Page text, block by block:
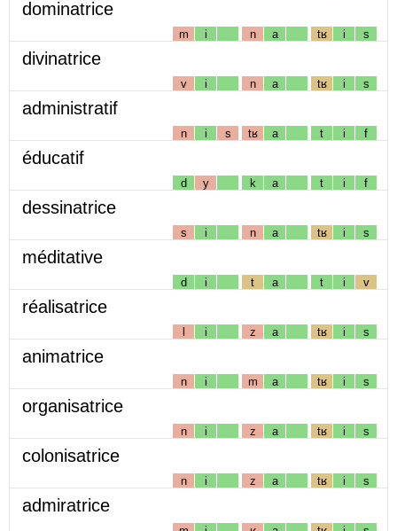
dominatrice
m i n a tʁ i s
divinatrice
v i n a tʁ i s
administratif
n i s tʁ a t i f
éducatif
d y k a t i f
dessinatrice
s i n a tʁ i s
méditative
d i t a t i v
réalisatrice
l i z a tʁ i s
animatrice
n i m a tʁ i s
organisatrice
n i z a tʁ i s
colonisatrice
n i z a tʁ i s
admiratrice